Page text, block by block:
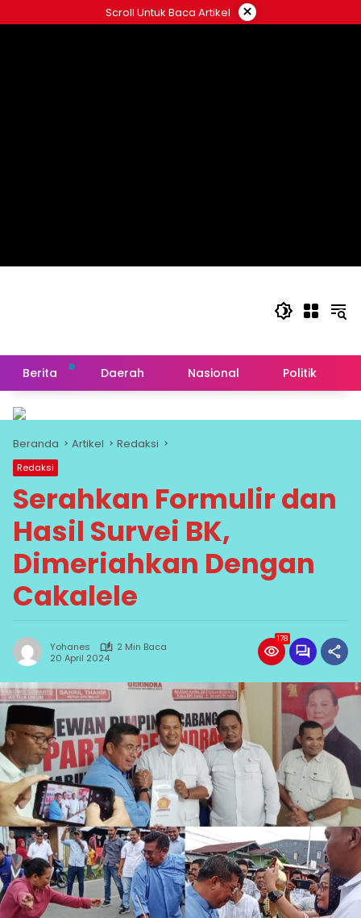
ke
Scroll Untuk Baca Artikel ×
Berita Daerah Nasional Politik
Beranda Artikel Redaksi
Redaksi
Serahkan Formulir dan
Hasil Survei BK,
Dimeriahkan Dengan
Cakalele
Yohanes
2 Min Baca
20 April 2024
178